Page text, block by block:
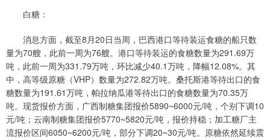
白糖：
消息方面，截至8月20日当周，巴西港口等待装运食糖的船只数
量为70艘，此前一周为76艘。港口等待装运的食糖数量为291.69万
吨，此前一周为331.79万吨，环比减少40.1万吨，降幅12.08%。其
中，高等级原糖（VHP）数量为272.82万吨。桑托斯港等待出口的食
糖数量为191.61万吨，帕拉纳瓜港等待出口的食糖数量为70.35万
吨。现货报价方面，广西制糖集团报价5890~6000元/吨，个别下调10
元/吨；云南制糖集团报价5770~5820元/吨，报价持稳；加工糖厂主
流报价区间6050~6200元/吨，部分下调20~30元/吨。原糖依然延续震